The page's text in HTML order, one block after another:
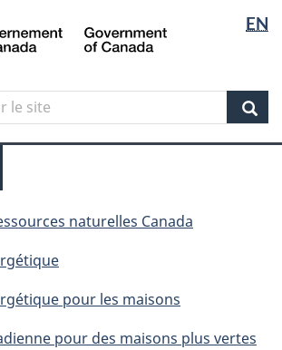
Aller
au
principal
Skip
to
government"
Passer
à
version
simplifiée
langue
EN
Canada
naturelles Canada
pour les maisons
pour des maisons plus vertes